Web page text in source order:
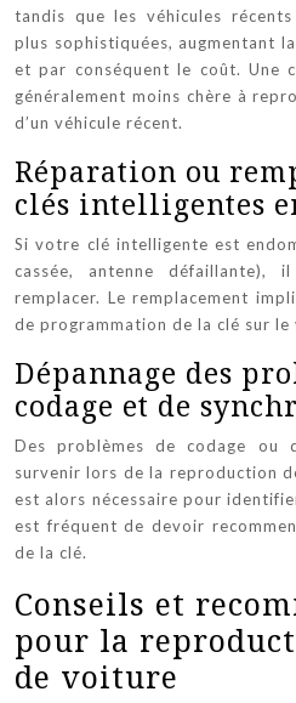
tandis que les véhicules
plus sophistiquées, augmentant
et par conséquent le coût. Une
généralement moins chère à
d’un véhicule récent.
Réparation ou
clés intelligentes
Si votre clé intelligente est
cassée, antenne
remplacer. Le remplacement
de programmation de la clé sur le
Dépannage des
codage et de
Des problèmes de codage ou
survenir lors de la reproduction
est alors nécessaire pour
est fréquent de devoir
de la clé.
Conseils et
pour la
de voiture